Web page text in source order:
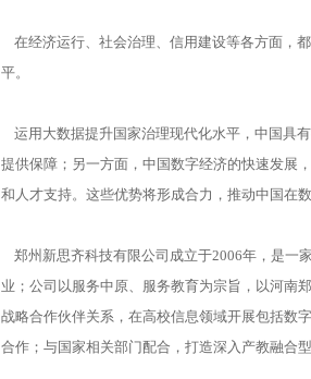
在经济运行、社会治理、信用建设等各方面，
平。
运用大数据提升国家治理现代化水平，中国具
提供保障；另一方面，中国数字经济的快速发展
和人才支持。这些优势将形成合力，推动中国在
郑州新思齐科技有限公司成立于2006年，是一
业；公司以服务中原、服务教育为宗旨，以河南
战略合作伙伴关系，在高校信息领域开展包括数
合作；与国家相关部门配合，打造深入产教融合型